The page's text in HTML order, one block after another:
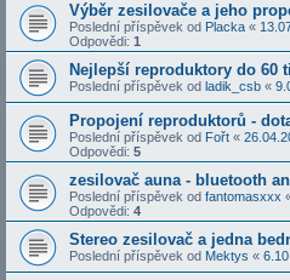
Výběr zesilovače a jeho
Poslední příspěvek od Placka «
Odpovědi: 1
Nejlepší reproduktory do 60
Poslední příspěvek od ladik_csb «
Propojení reproduktorů -
Poslední příspěvek od Fořt «
Odpovědi: 5
zesilovač auna - bluetooth
Poslední příspěvek od fantomasxxx
Odpovědi: 4
Stereo zesilovač a jedna
Poslední příspěvek od Mektys «